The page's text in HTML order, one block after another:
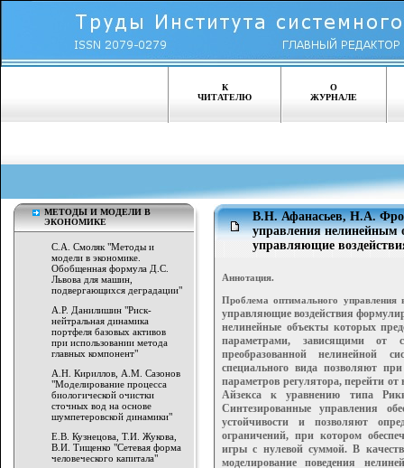
К
ЧИТАТЕЛЮ
О
ЖУРНАЛЕ
МЕТОДЫ И МОДЕЛИ В
ЭКОНОМИКЕ
С.А. Смоляк "Методы и
модели в экономике.
Обобщенная формула Д.С.
Львова для машин,
подвергающихся деградации"
А.Р. Данилишин "Риск-
нейтральная динамика
портфеля базовых активов
при использовании метода
главных компонент"
А.Н. Кириллов, А.М. Сазонов
"Моделирование процесса
биологической очистки
сточных вод на основе
шумпетеровской динамики"
Е.В. Кузнецова, Т.И. Жукова,
В.И. Тищенко "Сетевая форма
человеческого капитала"
В.Н. Афанасьев, Н.А.
управления нелинейным
управляющие
Аннотация.
Проблема оптимального
управляющие воздействия
нелинейные объекты которых
параметрами, зависящими от
преобразованнойнелинейной
специального вида позволяют
параметров регулятора, перейти от
Айзекса к уравнению типа
Синтезированные управления
устойчивости и позволяют
ограничений, при котором
игрыс нулевой суммой. В
моделированиеповедения